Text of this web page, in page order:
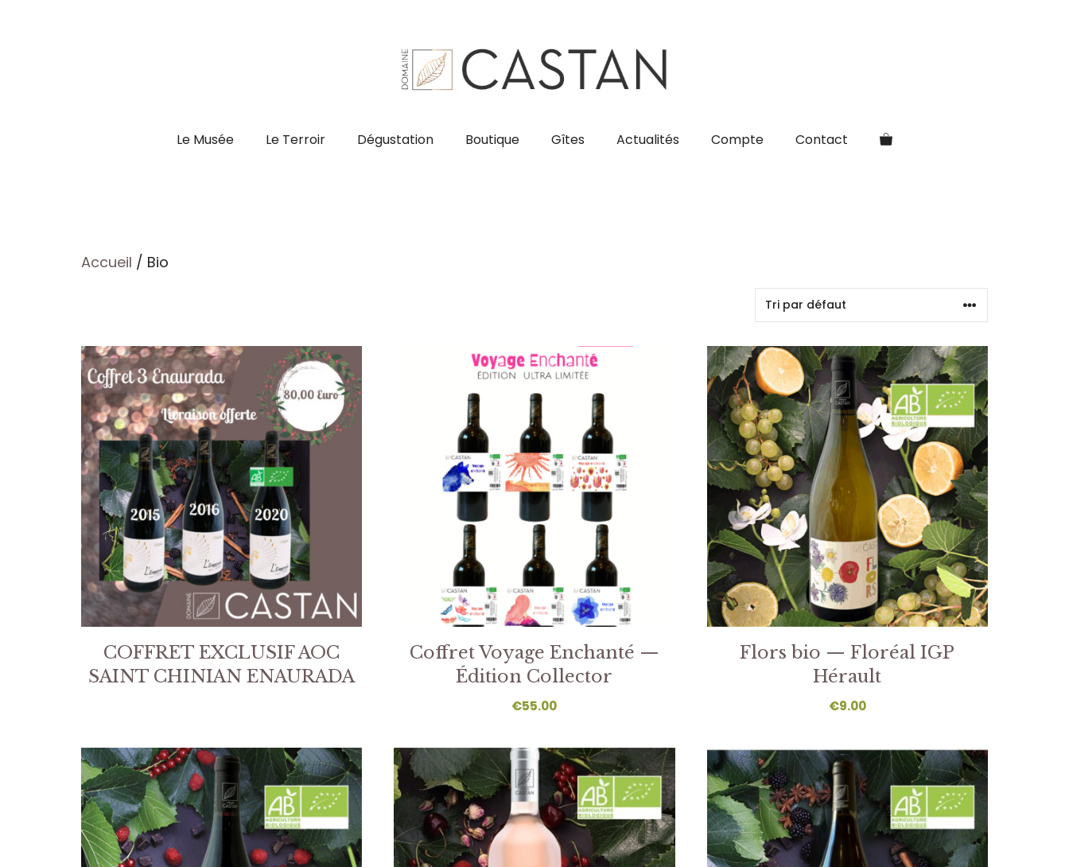
Le Musée Le Terroir Dégustation Boutique Gîtes Actualités Compte Contact
Accueil / Bio
COFFRET EXCLUSIF AOC
SAINT CHINIAN ENAURADA
Coffret Voyage Enchanté —
Édition Collector
€55.00
Flors bio — Floréal IGP
Hérault
€9.00